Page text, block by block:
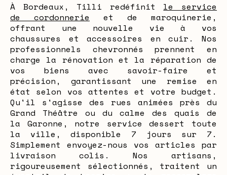
À Bordeaux, Tilli redéfinit le service
de cordonnerie et de maroquinerie,
offrant une nouvelle vie à vos
chaussures et accessoires en cuir. Nos
professionnels chevronnés prennent en
charge la rénovation et la réparation de
vos biens avec savoir-faire et
précision, garantissant une remise en
état selon vos attentes et votre budget.
Qu'il s'agisse des rues animées près du
Grand Théâtre ou du calme des quais de
la Garonne, notre service dessert toute
la ville, disponible 7 jours sur 7.
Simplement envoyez-nous vos articles par
livraison colis. Nos artisans,
rigoureusement sélectionnés, traitent un